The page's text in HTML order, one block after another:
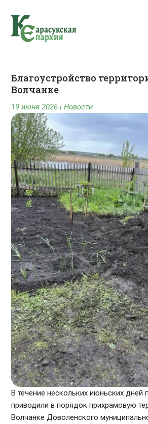
Благоустройство
Волчанке
19 июня 2026 |Новости
В течение нескольких июньских дней
приводили в порядок прихрамовую
Волчанке Доволенского